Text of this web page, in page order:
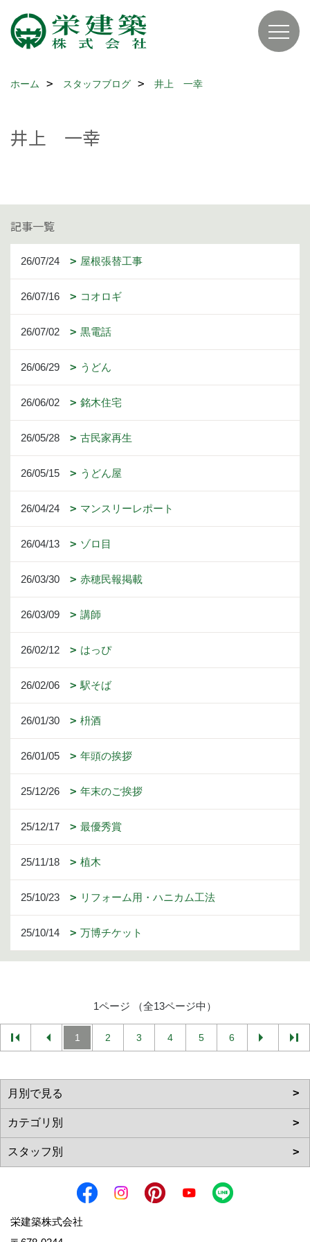
ホーム スタッフブログ 井上 一幸
井上 一幸
記事一覧
26/07/24 屋根張替工事
26/07/16 コオロギ
26/07/02 黒電話
26/06/29 うどん
26/06/02 銘木住宅
26/05/28 古民家再生
26/05/15 うどん屋
26/04/24 マンスリーレポート
26/04/13 ゾロ目
26/03/30 赤穂民報掲載
26/03/09 講師
26/02/12 はっぴ
26/02/06 駅そば
26/01/30 枡酒
26/01/05 年頭の挨拶
25/12/26 年末のご挨拶
25/12/17 最優秀賞
25/11/18 植木
25/10/23 リフォーム用・ハニカム工法
25/10/14 万博チケット
1ページ （全13ページ中）
1 2 3 4 5 6
栄建築株式会社